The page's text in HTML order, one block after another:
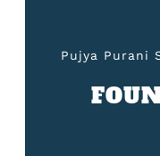
Pujya Purani